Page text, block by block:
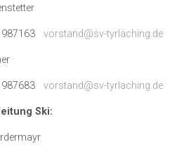
987163 vorstand@sv-tyrlaching.de
987683 vorstand@sv-tyrlaching.de
Ski: